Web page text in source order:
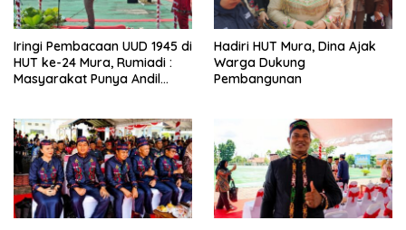
Iringi Pembacaan UUD 1945 di
HUT ke-24 Mura, Rumiadi :
Masyarakat Punya Andil
Hadiri HUT Mura, Dina Ajak
Warga Dukung
Pembangunan